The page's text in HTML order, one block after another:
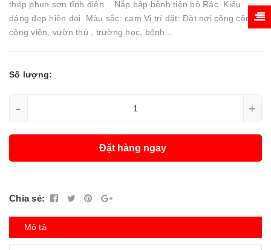
thép phun sơn tĩnh điện Nắp bập bênh tiện bỏ Rác Kiểu
dáng đẹp hiện đại Màu sắc: cam Vị trí đặt: Đặt nơi công cộng,
công viên, vườn thú , trường học, bệnh...
Số lượng:
- +
Đặt hàng ngay
Chia sẻ:
Mô tả